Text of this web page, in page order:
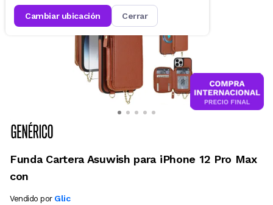
cambiar ubicación cerrar
Funda Cartera Asuwish para iPhone 12 Pro Max
con
Vendido por Glic